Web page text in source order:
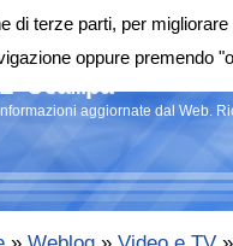
stampa
aggiornate dal Web.
di terze parti, per
oppure premendo